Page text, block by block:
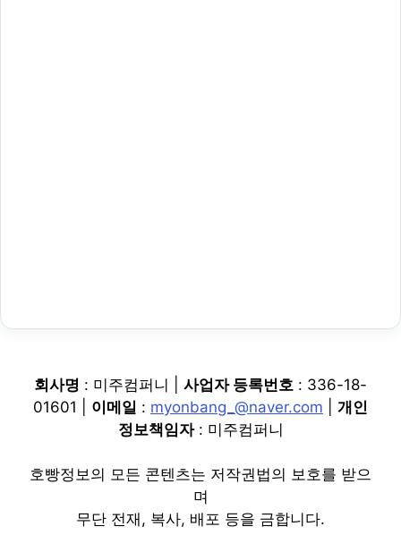
회사명 : 미주컴퍼니 | 사업자 등록번호 : 336-18-
01601 | 이메일 : myonbang_@naver.com
개인
정보책임자: 미주컴퍼니
호빵정보의 모든 콘텐츠는 저작권법의 보호를 받으
며
무단 전재, 복사, 배포 등을 금합니다.